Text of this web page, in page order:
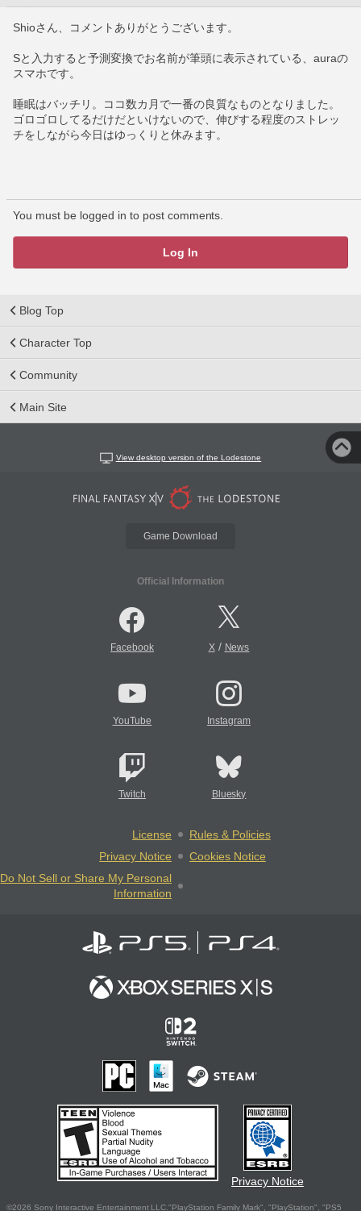
Shioさん、コメントありがとうございます。
Sと入力すると予測変換でお名前が筆頭に表示されている、auraの
スマホです。
睡眠はバッチリ。ココ数カ月で一番の良質なものとなりました。
ゴロゴロしてるだけだといけないので、伸びする程度のストレッ
チをしながら今日はゆっくりと休みます。
You must be logged in to post comments.
Log In
Blog Top
Character Top
Community
Main Site
View desktop version of the Lodestone
Game Download
Official Information
Facebook X/ News
YouTube Instagram
Twitch Bluesky
License
Rules & Policies
Privacy Notice
Cookies Notice
Do Not Sell or Share My Personal
Information
Privacy Notice
©2026 Sony Interactive Entertainment LLC."PlayStation Family Mark", "PlayStation", "PS5